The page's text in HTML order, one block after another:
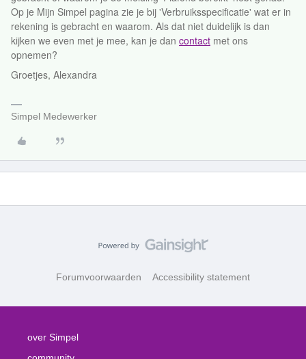
Op je Mijn Simpel pagina zie je bij 'Verbruiksspecificatie' wat er in
rekening is gebracht en waarom. Als dat niet duidelijk is dan
kijken we even met je mee, kan je dan contact met ons
opnemen?
Groetjes, Alexandra
Simpel Medewerker
Forumvoorwaarden Accessibility statement
over Simpel